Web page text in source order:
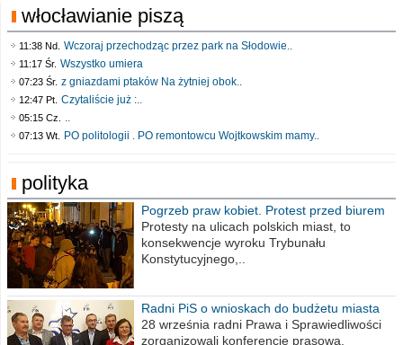
włocławianie piszą
11:38 Nd. Wczoraj przechodząc przez park na Słodowie..
11:17 Śr. Wszystko umiera
07:23 Śr. z gniazdami ptaków Na żytniej obok..
12:47 Pt. Czytaliście już :..
05:15 Cz. ..
07:13 Wt. PO politologii . PO remontowcu Wojtkowskim mamy..
polityka
Pogrzeb praw kobiet. Protest przed biurem
poselskim PiS
Protesty na ulicach polskich miast, to
konsekwencje wyroku Trybunału
Konstytucyjnego,..
Radni PiS o wnioskach do budżetu miasta
na 2021 rok
28 września radni Prawa i Sprawiedliwości
zorganizowali konferencję prasową,